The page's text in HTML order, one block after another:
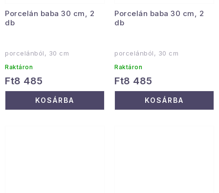
Porcelán baba 30 cm, 2
db
porcelánból, 30 cm
Raktáron
Ft8 485
KOSÁRBA
Porcelán baba 30 cm, 2
db
porcelánból, 30 cm
Raktáron
Ft8 485
KOSÁRBA